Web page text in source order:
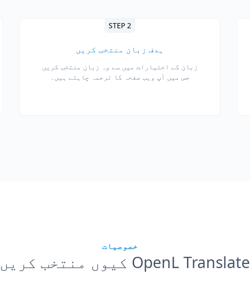
STEP 2
ہدف زبان منتخب کریں
زبان کے اختیارات میں سے وہ زبان منتخب کریں
جس میں آپ ویب صفحہ کا ترجمہ چاہتے ہیں۔
خصوصیات
OpenL Translate کیوں منتخب کریں؟